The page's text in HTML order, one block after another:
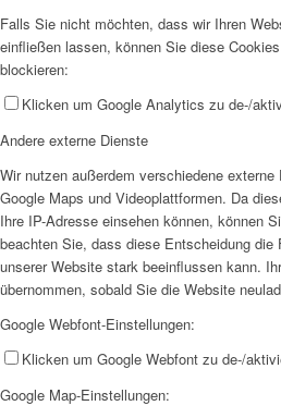
Falls Sie nicht möchten, dass wir Ihren
einfließen lassen, können Sie diese
blockieren:
Klicken um Google Analytics zu de-/
Andere externe Dienste
Wir nutzen außerdem verschiedene
Google Maps und Videoplattformen. Da
Ihre IP-Adresse einsehen können, können
beachten Sie, dass diese Entscheidung
unserer Website stark beeinflussen kann.
übernommen, sobald Sie die Website
Google Webfont-Einstellungen:
Klicken um Google Webfont zu de-/
Google Map-Einstellungen: